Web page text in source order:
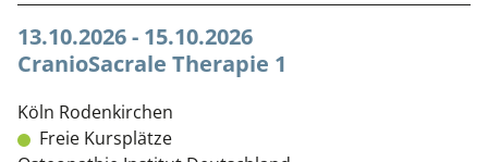
13.10.2026 - 15.10.2026
CranioSacrale Therapie 1
Köln Rodenkirchen
Freie Kursplätze